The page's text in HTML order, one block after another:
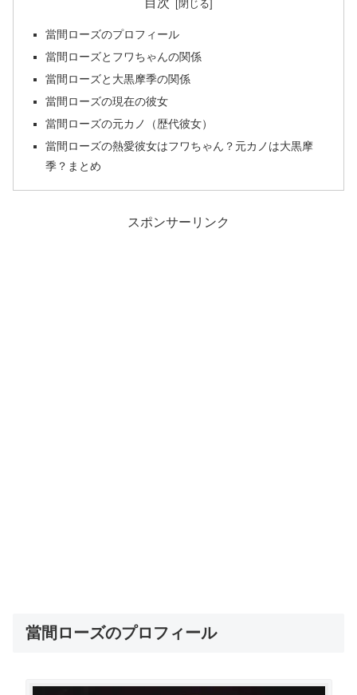
當間ローズのプロフィール
當間ローズとフワちゃんの関係
當間ローズと大黒摩季の関係
當間ローズの現在の彼女
當間ローズの元カノ（歴代彼女）
當間ローズの熱愛彼女はフワちゃん？元カノは大黒摩
季？まとめ
スポンサーリンク
當間ローズのプロフィール